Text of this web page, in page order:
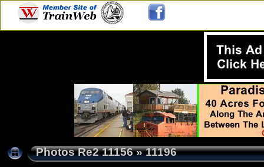
Photos Re2 11156»11196